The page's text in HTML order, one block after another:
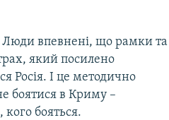
Люди впевнені, що рамки та
який посилено
Росія. І це методично
боятися в Криму –
бояться.